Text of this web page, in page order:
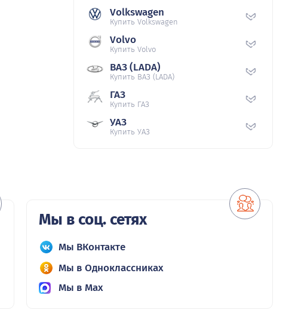
Volkswagen
Купить Volkswagen
Volvo
Купить Volvo
ВАЗ (LADA)
Купить ВАЗ (LADA)
ГАЗ
Купить ГАЗ
УАЗ
Купить УАЗ
Мы в соц. сетях
Мы ВКонтакте
Мы в Одноклассниках
Мы в Max